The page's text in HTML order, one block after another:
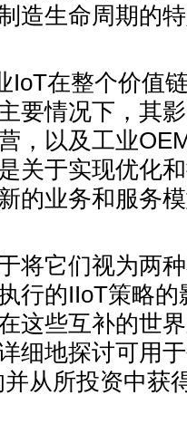
造生命周期的
IoT在整个价值
要情况下，其
，以及工业
关于实现优化
的业务和服务
将它们视为两
行的IIoT策略
这些互补的世
细地探讨可用
从所投资中获